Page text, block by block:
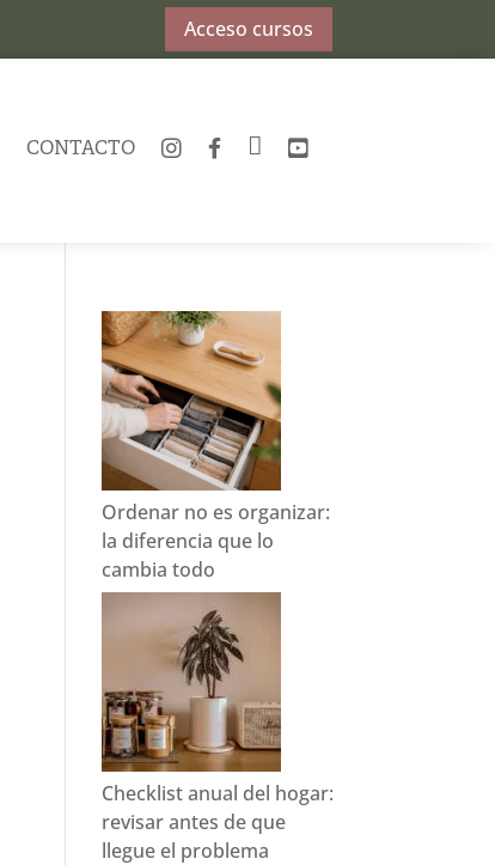
Acceso cursos
CONTACTO INSTAGRAM
FACEBOOK
TWITTERYOUTUBE
Ordenar no es organizar:
la diferencia que lo
cambia todo
Checklist anual del hogar:
revisar antes de que
llegue el problema